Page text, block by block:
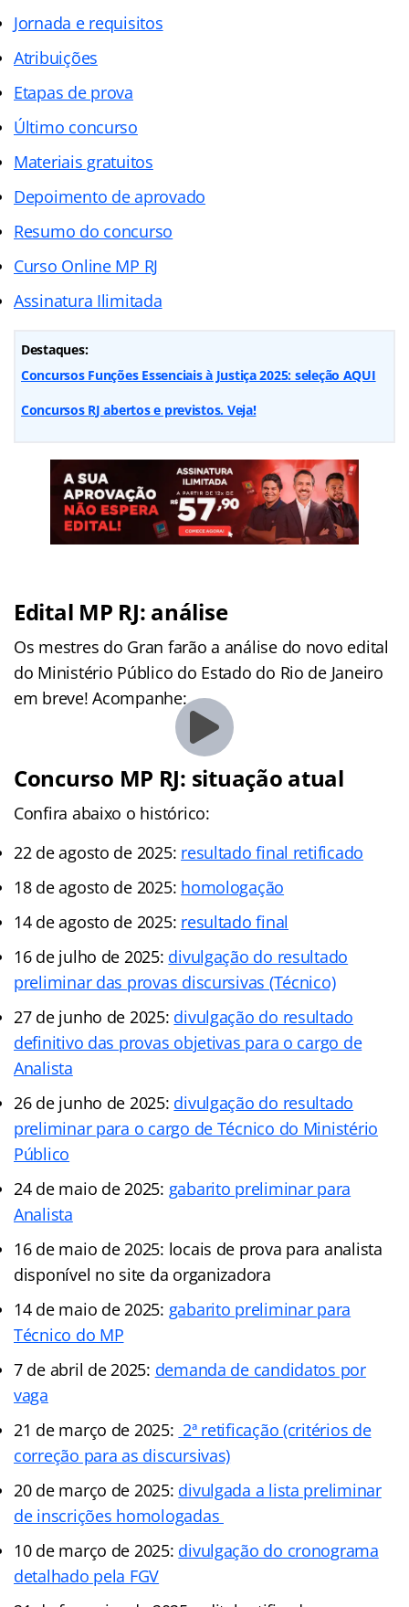
Jornada e requisitos
Atribuições
Etapas de prova
Último concurso
Materiais gratuitos
Depoimento de aprovado
Resumo do concurso
Curso Online MP RJ
Assinatura Ilimitada
Destaques:
Concursos Funções Essenciais à Justiça 2025: seleção AQUI
Concursos RJ abertos e previstos. Veja!
Edital MP RJ: análise
Os mestres do Gran farão a análise do novo edital
do Ministério Público do Estado do Rio de Janeiro
em breve! Acompanhe:
Concurso MP RJ: situação atual
Confira abaixo o histórico:
22 de agosto de 2025: resultado final retificado
18 de agosto de 2025: homologação
14 de agosto de 2025: resultado final
16 de julho de 2025: divulgação do resultado
preliminar das provas discursivas (Técnico)
27 de junho de 2025: divulgação do resultado
definitivo das provas objetivas para o cargo de
Analista
26 de junho de 2025: divulgação do resultado
preliminar para o cargo de Técnico do Ministério
Público
24 de maio de 2025: gabarito preliminar para
Analista
16 de maio de 2025: locais de prova para analista
disponível no site da organizadora
14 de maio de 2025: gabarito preliminar para
Técnico do MP
7 de abril de 2025: demanda de candidatos por
vaga
21 de março de 2025: 2ª retificação (critérios de
correção para as discursivas)
20 de março de 2025: divulgada a lista preliminar
de inscrições homologadas
10 de março de 2025: divulgação do cronograma
detalhado pela FGV